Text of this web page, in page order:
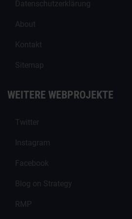
Datenschutzerklärung
About
Kontakt
Sitemap
WEITERE WEBPROJEKTE
Twitter
Instagram
Facebook
Blog on Strategy
RMP